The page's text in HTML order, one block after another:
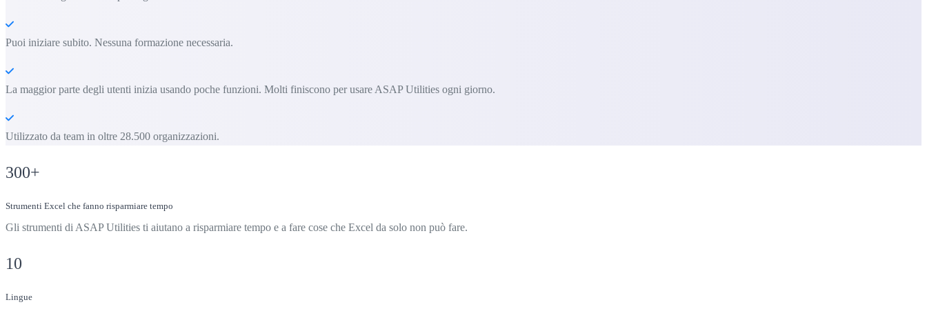
Puoi iniziare subito. Nessuna formazione necessaria.
La maggior parte degli utenti inizia usando poche funzioni. Molti finiscono per usare ASAP Utilities ogni giorno.
Utilizzato da team in oltre 28.500 organizzazioni.
300+
Strumenti Excel che fanno risparmiare tempo
Gli strumenti di ASAP Utilities ti aiutano a risparmiare tempo e a fare cose che Excel da solo non può fare.
10
Lingue